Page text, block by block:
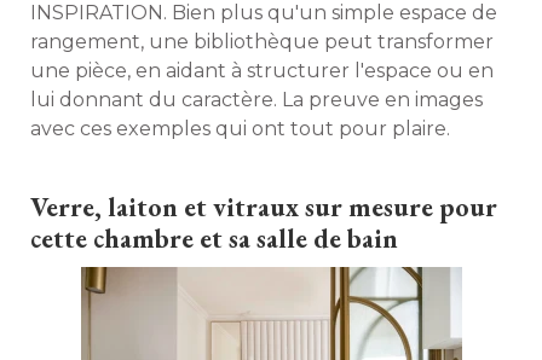
INSPIRATION. Bien plus qu'un simple espace de
rangement, une bibliothèque peut transformer
une pièce, en aidant à structurer l'espace ou en
lui donnant du caractère. La preuve en images
avec ces exemples qui ont tout pour plaire.
Verre, laiton et vitraux sur mesure pour
cette chambre et sa salle de bain